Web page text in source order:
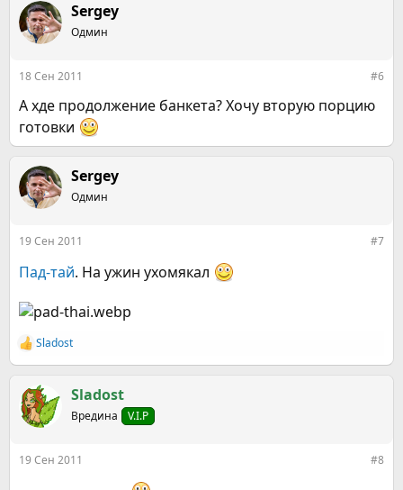
Sergey
Одмин
18 Сен 2011 #6
А хде продолжение банкета? Хочу вторую порцию
готовки
Sergey
Одмин
19 Сен 2011 #7
Пад-тай. На ужин ухомякал
Р
е
к
ц
и
Sladost
Sladost
Вредина V.I.P
19 Сен 2011 #8